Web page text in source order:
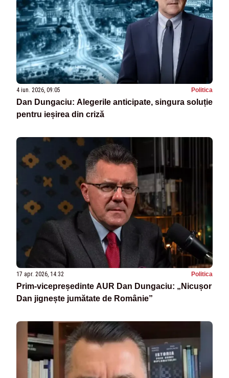
4 iun. 2026, 09:05 Politica
Dan Dungaciu: Alegerile anticipate, singura soluție
pentru ieșirea din criză
17 apr. 2026, 14:32 Politica
Prim-vicepreședinte AUR Dan Dungaciu: „Nicușor
Dan jignește jumătate de Românie”